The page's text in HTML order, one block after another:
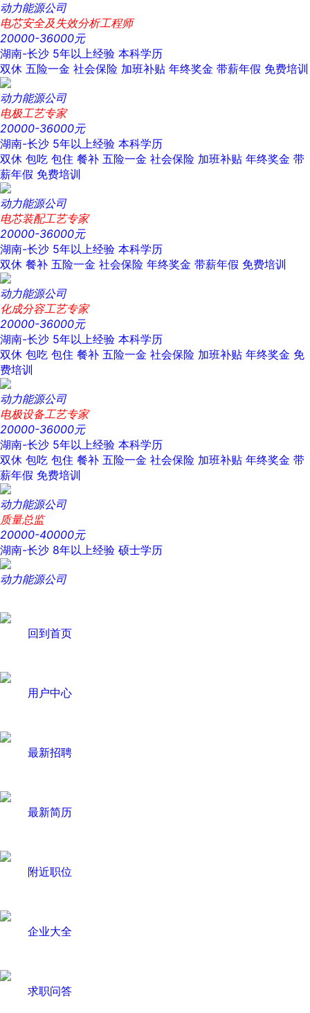
动力能源公司
电芯安全及失效分析工程师
20000-36000元
湖南-长沙 5年以上经验 本科学历
双休 五险一金 社会保险 加班补贴 年终奖金 带薪年假 免费培训
动力能源公司
电极工艺专家
20000-36000元
湖南-长沙 5年以上经验 本科学历
双休 包吃 包住 餐补 五险一金 社会保险 加班补贴 年终奖金 带
薪年假 免费培训
动力能源公司
电芯装配工艺专家
20000-36000元
湖南-长沙 5年以上经验 本科学历
双休 餐补 五险一金 社会保险 年终奖金 带薪年假 免费培训
动力能源公司
化成分容工艺专家
20000-36000元
湖南-长沙 5年以上经验 本科学历
双休 包吃 包住 餐补 五险一金 社会保险 加班补贴 年终奖金 免
费培训
动力能源公司
电极设备工艺专家
20000-36000元
湖南-长沙 5年以上经验 本科学历
双休 包吃 包住 餐补 五险一金 社会保险 加班补贴 年终奖金 带
薪年假 免费培训
动力能源公司
质量总监
20000-40000元
湖南-长沙 8年以上经验 硕士学历
动力能源公司
回到首页
用户中心
最新招聘
最新简历
附近职位
企业大全
求职问答